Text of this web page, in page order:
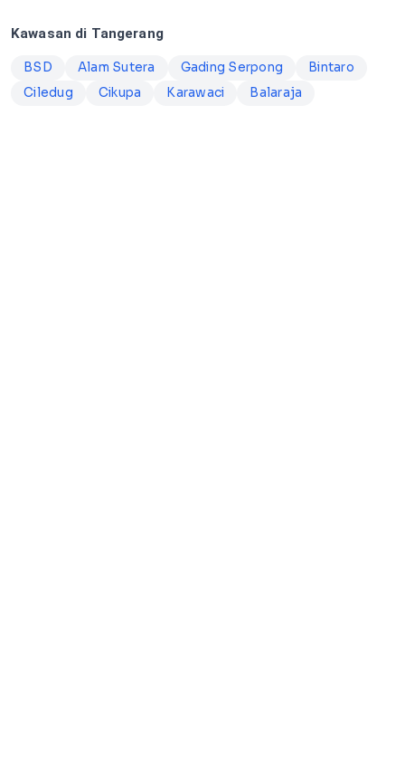
Kawasan di Tangerang
BSD Alam Sutera Gading Serpong
Bintaro
Ciledug
Cikupa Karawaci Balaraja